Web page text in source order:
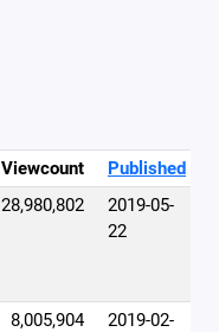
Viewcount
Published
28,980,802
2019-05-
22
8,005,904
2019-02-